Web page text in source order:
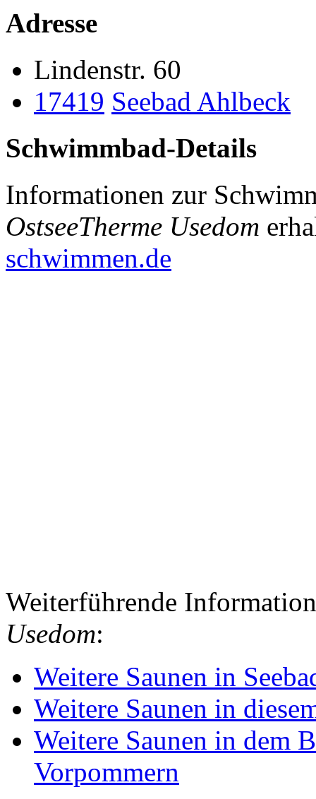
Adresse
Lindenstr. 60
17419 Seebad Ahlbeck
Schwimmbad-Details
Informationen zur
OstseeTherme Usedom
schwimmen.de
Weiterführende
Usedom:
Weitere Saunen in
Weitere Saunen in
Weitere Saunen in dem
Vorpommern